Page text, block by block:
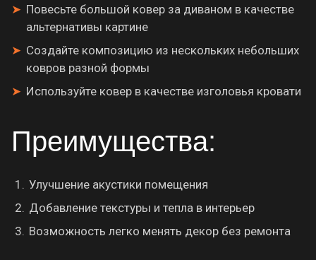
Повесьте большой ковер за диваном в качестве
альтернативы картине
Создайте композицию из нескольких небольших
ковров разной формы
Используйте ковер в качестве изголовья кровати
Преимущества:
Улучшение акустики помещения
Добавление текстуры и тепла в интерьер
Возможность легко менять декор без ремонта